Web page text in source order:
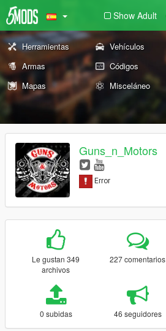
Show Adult
Herramientas Vehículos
Armas
Códigos
Mapas
Misceláneo
Guns_n_Motors
Le gustan 349
archivos
227 comentarios
0 subidas 46 seguidores